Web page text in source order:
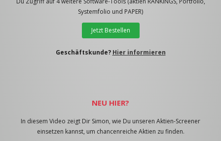
Systemfolio und PAPER)
Jetzt Bestellen
Geschäftskunde? Hier informieren
NEU HIER?
In diesem Video zeigt Dir Simon, wie Du unseren Aktien-Screener
einsetzen kannst, um chancenreiche Aktien zu finden.